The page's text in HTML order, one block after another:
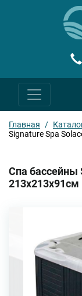
Главная /
Signature Spa
Спа бассейны
213х213х91см